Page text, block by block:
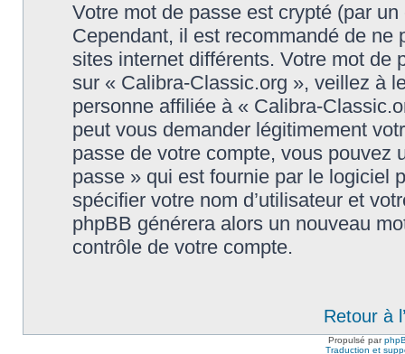
Votre mot de passe est crypté (par
Cependant, il est recommandé de
sites internet différents. Votre mot de
sur « Calibra-Classic.org », veillez à
personne affiliée à « Calibra-
peut vous demander légitimement
passe de votre compte, vous pouvez
passe » qui est fournie par le logiciel
spécifier votre nom d’utilisateur et
phpBB générera alors un nouveau
contrôle de votre compte.
Retour à
Propulsé par
Traduction et